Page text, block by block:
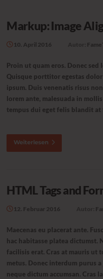
Markup: Image
10. April 2016
Proin ut quam eros. Donec
Quisque porttitor egestas
ipsum. Duis venenatis risus
lorem ante, malesuada in
tempus dui eget felis blandit
Weiterlesen
HTML Tags and
12. Februar 2016
Maecenas eu placerat ante.
hac habitasse platea dictumst.
facilisis erat. Cras at mauris ut
metus. Donec interdum purus
neque dictum accumsan. Cras